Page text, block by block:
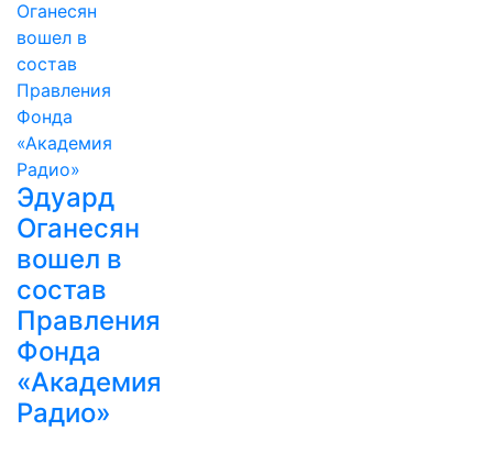
Эдуард
Оганесян
вошел в
состав
Правления
Фонда
«Академия
Радио»